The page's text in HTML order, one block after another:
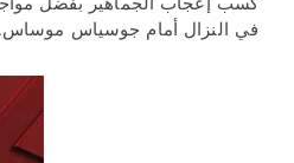
في النزال أمام جوسياس موساس.